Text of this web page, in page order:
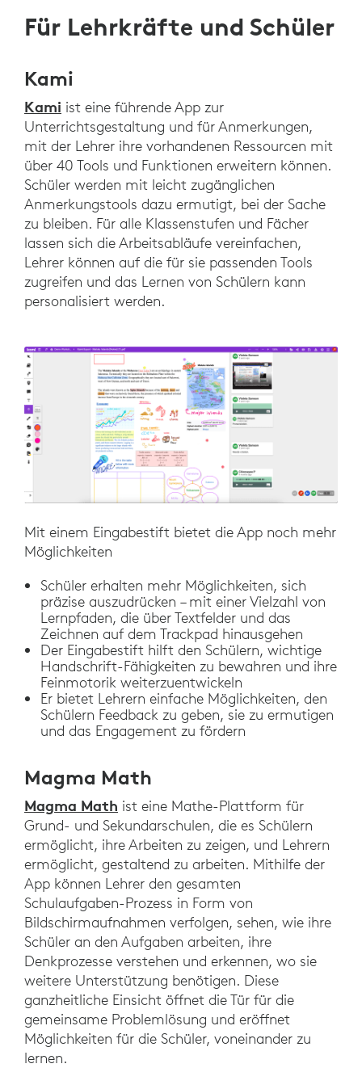
Für Lehrkräfte und Schüler
Kami
Kami ist eine führende App zur
Unterrichtsgestaltung und für Anmerkungen,
mit der Lehrer ihre vorhandenen Ressourcen mit
über 40 Tools und Funktionen erweitern können.
Schüler werden mit leicht zugänglichen
Anmerkungstools dazu ermutigt, bei der Sache
zu bleiben. Für alle Klassenstufen und Fächer
lassen sich die Arbeitsabläufe vereinfachen,
Lehrer können auf die für sie passenden Tools
zugreifen und das Lernen von Schülern kann
personalisiert werden.
Mit einem Eingabestift bietet die App noch mehr
Möglichkeiten
Schüler erhalten mehr Möglichkeiten, sich
präzise auszudrücken – mit einer Vielzahl von
Lernpfaden, die über Textfelder und das
Zeichnen auf dem Trackpad hinausgehen
Der Eingabestift hilft den Schülern, wichtige
Handschrift-Fähigkeiten zu bewahren und ihre
Feinmotorik weiterzuentwickeln
Er bietet Lehrern einfache Möglichkeiten, den
Schülern Feedback zu geben, sie zu ermutigen
und das Engagement zu fördern
Magma Math
Magma Math ist eine Mathe-Plattform für
Grund- und Sekundarschulen, die es Schülern
ermöglicht, ihre Arbeiten zu zeigen, und Lehrern
ermöglicht, gestaltend zu arbeiten. Mithilfe der
App können Lehrer den gesamten
Schulaufgaben-Prozess in Form von
Bildschirmaufnahmen verfolgen, sehen, wie ihre
Schüler an den Aufgaben arbeiten, ihre
Denkprozesse verstehen und erkennen, wo sie
weitere Unterstützung benötigen. Diese
ganzheitliche Einsicht öffnet die Tür für die
gemeinsame Problemlösung und eröffnet
Möglichkeiten für die Schüler, voneinander zu
lernen.